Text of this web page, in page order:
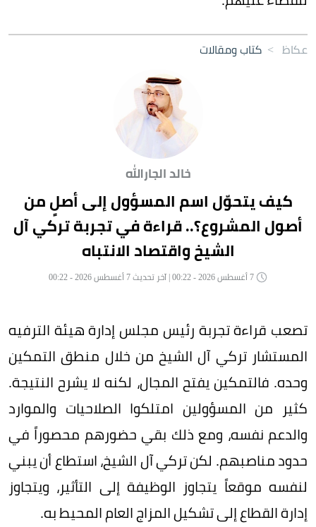
عكاظ > كتاب ومقالات
خالد الجارالله
كيف يتحوّل اسم المسؤول إلى أصلٍ من
أصول المشروع؟.. قراءة في تجربة تركي آل
الشيخ واقتصاد الانتباه
تصعب قراءة تجربة رئيس مجلس إدارة هيئة الترفيه
المستشار تركي آل الشيخ من خلال منطق التمكين
وحده. فالتمكين يفتح المجال، لكنه لا يشرح النتيجة.
كثير من المسؤولين امتلكوا الصلاحيات والموارد
والدعم نفسه، ومع ذلك بقي حضورهم محصوراً في
حدود مناصبهم. لكن تركي آل الشيخ، استطاع أن يبني
لنفسه موقعاً يتجاوز الوظيفة إلى التأثير، ويتجاوز
إدارة القطاع إلى تشكيل المزاج العام المحيط به.